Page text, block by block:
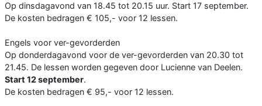
Op dinsdagavond van 18.45 tot 20.15 uur. Start 17 september.
De kosten bedragen € 105,- voor 12 lessen.
Engels voor ver-gevorderden
Op donderdagavond voor de ver-gevorderden van 20.30 tot
21.45. De lessen worden gegeven door Lucienne van Deelen.
Start 12 september.
De kosten bedragen € 95,- voor 12 lessen.